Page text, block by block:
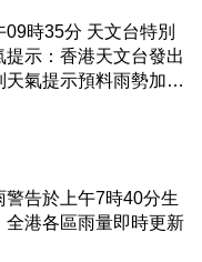
09時35分 天文台特別
提示：香港天文台發出
天氣提示預料雨勢加劇
警告於上午7時40分生
全港各區雨量即時更新